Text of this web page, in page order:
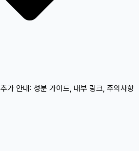
추가 안내: 성분 가이드, 내부 링크, 주의사항